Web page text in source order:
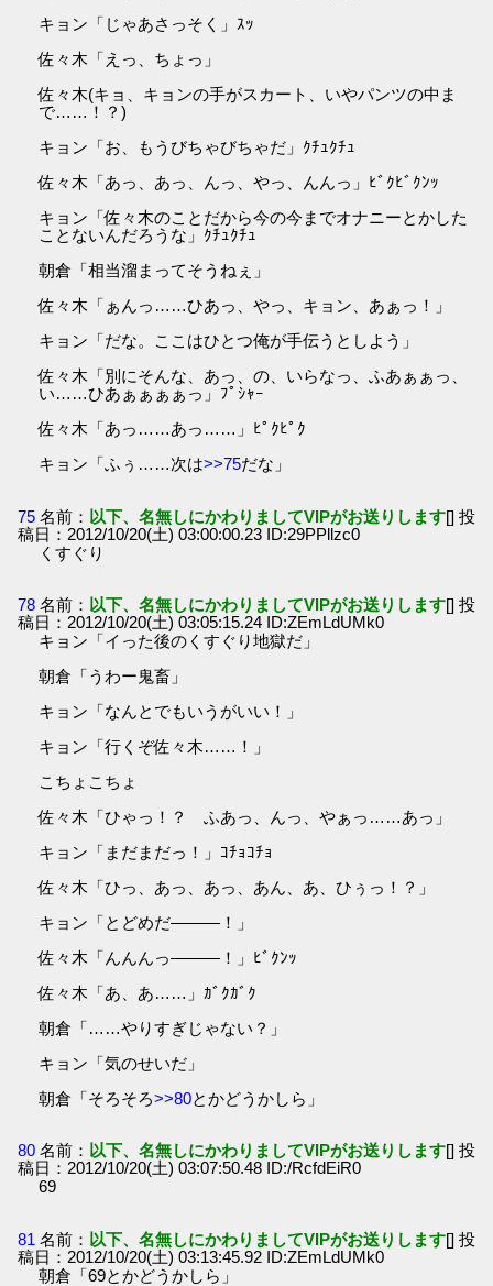
キョン「じゃあさっそく」ｽｯ
佐々木「えっ、ちょっ」
佐々木(キョ、キョンの手がスカート、いやパンツの中ま
で……！？)
キョン「お、もうびちゃびちゃだ」ｸﾁｭｸﾁｭ
佐々木「あっ、あっ、んっ、やっ、んんっ」ﾋﾞｸﾋﾞｸﾝｯ
キョン「佐々木のことだから今の今までオナニーとかした
ことないんだろうな」ｸﾁｭｸﾁｭ
朝倉「相当溜まってそうねぇ」
佐々木「ぁんっ……ひあっ、やっ、キョン、あぁっ！」
キョン「だな。ここはひとつ俺が手伝うとしよう」
佐々木「別にそんな、あっ、の、いらなっ、ふあぁぁっ、
い……ひあぁぁぁぁっ」ﾌﾟｼｬｰ
佐々木「あっ……あっ……」ﾋﾟｸﾋﾟｸ
キョン「ふぅ……次は>>75だな」
75 名前： 以下、名無しにかわりましてVIPがお送りします[] 投
稿日：2012/10/20(土) 03:00:00.23 ID:29PPllzc0
くすぐり
78 名前： 以下、名無しにかわりましてVIPがお送りします[] 投
稿日：2012/10/20(土) 03:05:15.24 ID:ZEmLdUMk0
キョン「イった後のくすぐり地獄だ」
朝倉「うわー鬼畜」
キョン「なんとでもいうがいい！」
キョン「行くぞ佐々木……！」
こちょこちょ
佐々木「ひゃっ！？ ふあっ、んっ、やぁっ……あっ」
キョン「まだまだっ！」ｺﾁｮｺﾁｮ
佐々木「ひっ、あっ、あっ、あん、あ、ひぅっ！？」
キョン「とどめだ―――！」
佐々木「んんんっ―――！」ﾋﾞｸﾝｯ
佐々木「あ、あ……」ｶﾞｸｶﾞｸ
朝倉「……やりすぎじゃない？」
キョン「気のせいだ」
朝倉「そろそろ>>80とかどうかしら」
80 名前： 以下、名無しにかわりましてVIPがお送りします[] 投
稿日：2012/10/20(土) 03:07:50.48 ID:/RcfdEiR0
69
81 名前： 以下、名無しにかわりましてVIPがお送りします[] 投
稿日：2012/10/20(土) 03:13:45.92 ID:ZEmLdUMk0
朝倉「69とかどうかしら」